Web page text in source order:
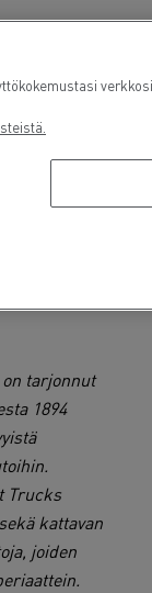
muita
tarjonnut
1894
Trucks
kattavan
joiden